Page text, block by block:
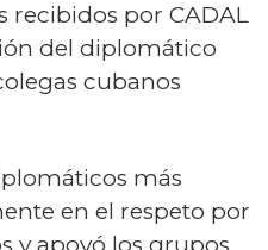
recibidos por CADAL
del diplomático
cubanos
más
en el respeto por